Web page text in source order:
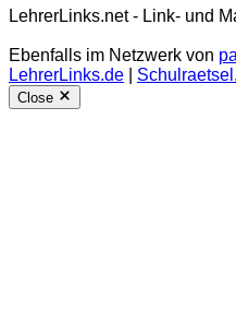
LehrerLinks.net - Link- und
Ebenfalls im Netzwerk von
LehrerLinks.de
Close